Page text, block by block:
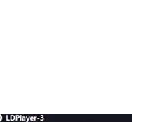
INTERTWINED